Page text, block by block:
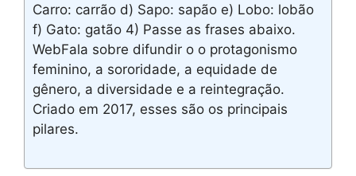
Carro: carrão d) Sapo: sapão e) Lobo: lobão
f) Gato: gatão 4) Passe as frases abaixo.
WebFala sobre difundir o o protagonismo
feminino, a sororidade, a equidade de
gênero, a diversidade e a reintegração.
Criado em 2017, esses são os principais
pilares.